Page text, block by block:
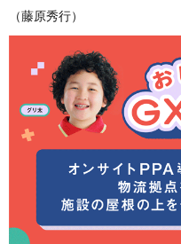
（藤原秀行）